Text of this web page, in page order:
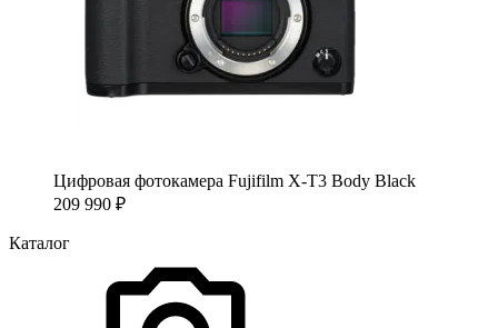
Цифровая фотокамера Fujifilm X-T3 Body Black
209 990 ₽
Каталог